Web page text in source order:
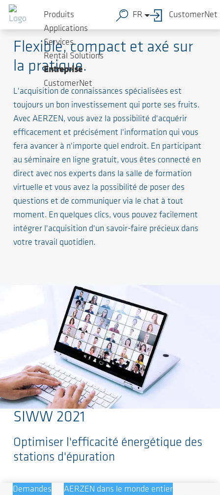
Séminaires en ligne AERZEN
Flexible, compact et axé sur
la pratique.
L'acquisition de connaissances spécialisées est
toujours un bon investissement qui porte ses fruits.
Avec AERZEN, vous avez la possibilité d'acquérir
efficacement et précisément l'information qui vous
fera avancer à n'importe quel endroit. En participant
au séminaire en ligne gratuit, vous êtes connecté en
direct avec nos experts dans la salle de formation
virtuelle et vous avez la possibilité de poser des
questions et de communiquer via le chat à tout
moment. En quelques clics, vous pouvez facilement
intégrer l'acquisition d'un savoir-faire précieux dans
votre travail quotidien.
Sauter au contenu principal
Produits
Applications
Services
Rental Solutions
Entreprise
CustomerNet
FR CustomerNet
SIWW 2021
Optimiser l'efficacité énergétique des
stations d'épuration
Demandes AERZEN dans le monde entier